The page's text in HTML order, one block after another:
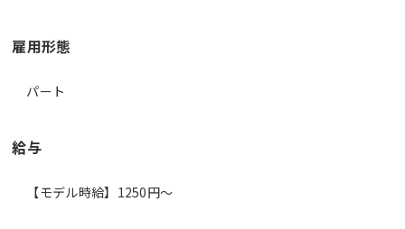
雇用形態
パート
給与
【モデル時給】1250円〜